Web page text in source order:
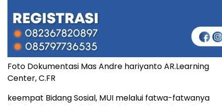
Foto Dokumentasi Mas Andre hariyanto AR.Learning
Center, C.FR
keempat Bidang Sosial, MUI melalui fatwa-fatwanya